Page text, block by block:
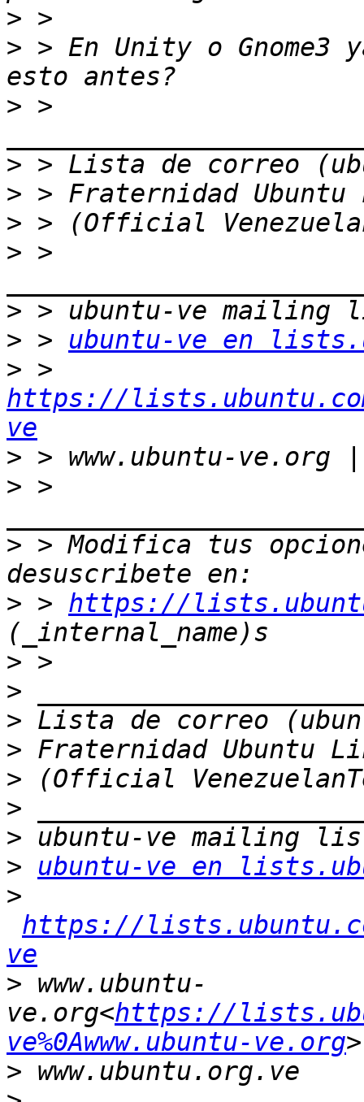
>
> > En Unity o Gnome3
> >
>
>
>
> >
>
> > ubuntu-ve en
>
https://
ve
>
> >
> > Modifica tus
> > https://
>
>
>
>
>
>
>
>
ubuntu-ve en
>
https://
ve
> www.ubuntu-
ve.org<https://
ve%0Awww.ubuntu-ve.org
>